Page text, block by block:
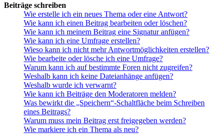
Beiträge schreiben
Wie erstelle ich ein neues Thema oder eine Antwort?
Wie kann ich einen Beitrag bearbeiten oder löschen?
Wie kann ich meinem Beitrag eine Signatur anfügen?
Wie kann ich eine Umfrage erstellen?
Wieso kann ich nicht mehr Antwortmöglichkeiten erstellen?
Wie bearbeite oder lösche ich eine Umfrage?
Warum kann ich auf bestimmte Foren nicht zugreifen?
Weshalb kann ich keine Dateianhänge anfügen?
Weshalb wurde ich verwarnt?
Wie kann ich Beiträge den Moderatoren melden?
Was bewirkt die „Speichern“-Schaltfläche beim Schreiben
eines Beitrags?
Warum muss mein Beitrag erst freigegeben werden?
Wie markiere ich ein Thema als neu?